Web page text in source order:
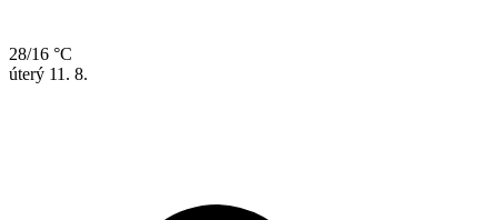
28/16 °C
úterý 11. 8.